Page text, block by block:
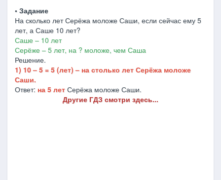
• Задание
На сколько лет Серёжа моложе Саши, если сейчас ему 5
лет, а Саше 10 лет?
Саше – 10 лет
Серёже – 5 лет, на ? моложе, чем Саша
Решение.
1) 10 – 5 = 5 (лет) – на столько лет Серёжа моложе
Саши.
Ответ: на 5 лет Серёжа моложе Саши.
Другие ГДЗ смотри здесь...